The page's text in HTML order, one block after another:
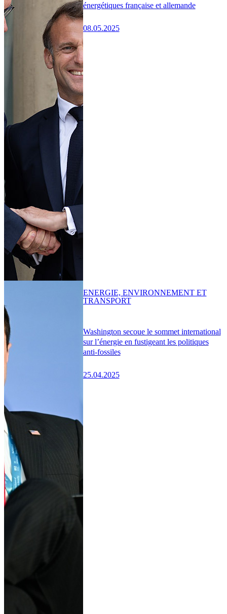
énergétiques française et allemande
08.05.2025
Washington secoue le sommet international
sur l’énergie en fustigeant les politiques
anti-fossiles
25.04.2025
ENERGIE, ENVIRONNEMENT ET
TRANSPORT